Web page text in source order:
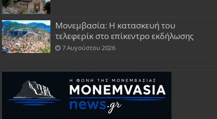
Μονεμβασία: Η κατασκευή του
τελεφερίκ στο επίκεντρο εκδήλωσης
7 Αυγούστου 2026